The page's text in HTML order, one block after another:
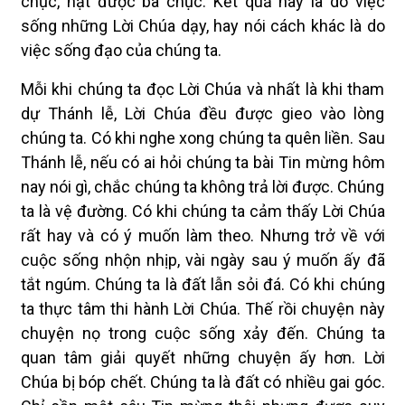
sống những Lời Chúa dạy, hay nói cách khác là do
việc sống đạo của chúng ta.
Mỗi khi chúng ta đọc Lời Chúa và nhất là khi tham
dự Thánh lễ, Lời Chúa đều được gieo vào lòng
chúng ta. Có khi nghe xong chúng ta quên liền. Sau
Thánh lễ, nếu có ai hỏi chúng ta bài Tin mừng hôm
nay nói gì, chắc chúng ta không trả lời được. Chúng
ta là vệ đường. Có khi chúng ta cảm thấy Lời Chúa
rất hay và có ý muốn làm theo. Nhưng trở về với
cuộc sống nhộn nhịp, vài ngày sau ý muốn ấy đã
tắt ngúm. Chúng ta là đất lẫn sỏi đá. Có khi chúng
ta thực tâm thi hành Lời Chúa. Thế rồi chuyện này
chuyện nọ trong cuộc sống xảy đến. Chúng ta
quan tâm giải quyết những chuyện ấy hơn. Lời
Chúa bị bóp chết. Chúng ta là đất có nhiều gai góc.